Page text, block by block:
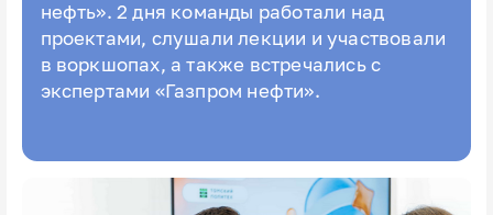
нефть». 2 дня команды работали над
проектами, слушали лекции и участвовали
в воркшопах, а также встречались с
экспертами «Газпром нефти».